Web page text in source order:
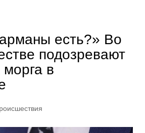
есть?» Во
подозревают
в